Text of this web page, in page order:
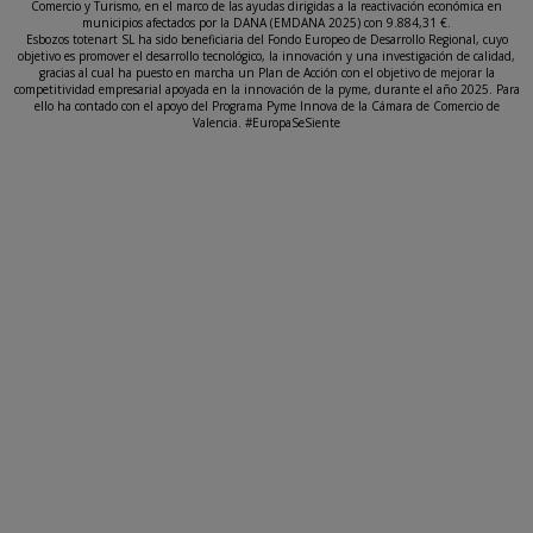
Comercio y Turismo, en el marco de las ayudas dirigidas a la reactivación económica en
municipios afectados por la DANA (EMDANA 2025) con 9.884,31 €.
Esbozos totenart SL ha sido beneficiaria del Fondo Europeo de Desarrollo Regional, cuyo
objetivo es promover el desarrollo tecnológico, la innovación y una investigación de calidad,
gracias al cual ha puesto en marcha un Plan de Acción con el objetivo de mejorar la
competitividad empresarial apoyada en la innovación de la pyme, durante el año 2025. Para
ello ha contado con el apoyo del Programa Pyme Innova de la Cámara de Comercio de
Valencia. #EuropaSeSiente